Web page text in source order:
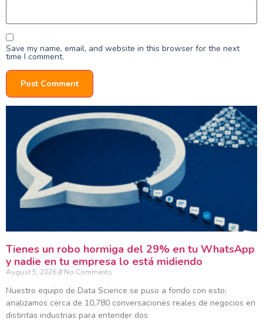
Save my name, email, and website in this browser for the next
time I comment.
Tienes un robo hormiga del 29% en tu WhatsApp
y nadie en tu empresa lo está midiendo
August 5, 2026 No Comments
Nuestro equipo de Data Science se puso a fondo con esto:
analizamos cerca de 10,780 conversaciones reales de negocios en
distintas industrias para entender dos